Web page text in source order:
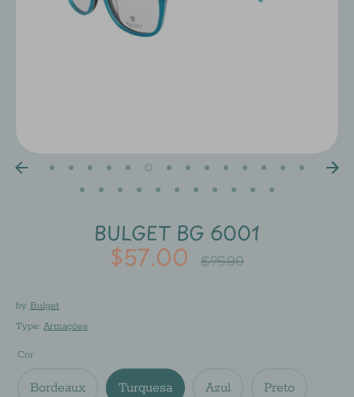
BULGET BG 6001
$57.00
Regular
$95.00
by Bulget
Type: Armações
Cor
Bordeaux Turquesa Azul Preto